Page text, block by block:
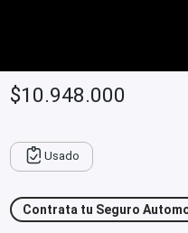
$10.948.000
Usado
Contrata tu Seguro